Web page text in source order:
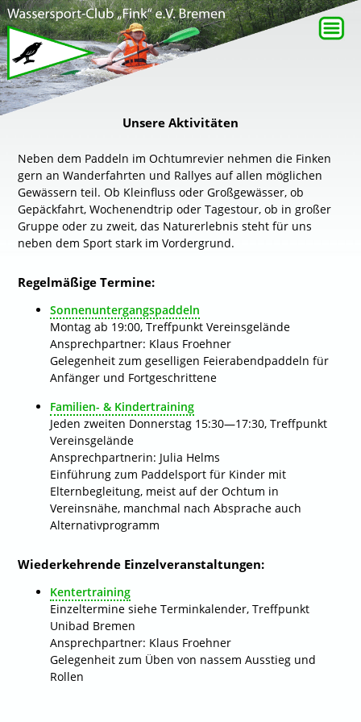
Unsere Aktivitäten
Neben dem Paddeln im Ochtumrevier nehmen die Finken
gern an Wanderfahrten und Rallyes auf allen möglichen
Gewässern teil. Ob Kleinfluss oder Großgewässer, ob
Gepäckfahrt, Wochenendtrip oder Tagestour, ob in großer
Gruppe oder zu zweit, das Naturerlebnis steht für uns
neben dem Sport stark im Vordergrund.
Regelmäßige Termine:
Sonnenuntergangspaddeln
Montag ab 19:00, Treffpunkt Vereinsgelände
Ansprechpartner: Klaus Froehner
Gelegenheit zum geselligen Feierabendpaddeln für
Anfänger und Fortgeschrittene
Familien- & Kindertraining
Jeden zweiten Donnerstag 15:30—17:30, Treffpunkt
Vereinsgelände
Ansprechpartnerin: Julia Helms
Einführung zum Paddelsport für Kinder mit
Elternbegleitung, meist auf der Ochtum in
Vereinsnähe, manchmal nach Absprache auch
Alternativprogramm
Wiederkehrende Einzelveranstaltungen:
Kentertraining
Einzeltermine siehe Terminkalender, Treffpunkt
Unibad Bremen
Ansprechpartner: Klaus Froehner
Gelegenheit zum Üben von nassem Ausstieg und
Rollen